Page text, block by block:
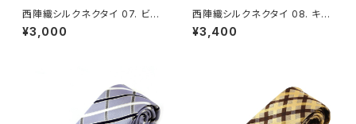
西陣織シルクネクタイ 07. ビー
ジェントル レジメンタルストライ
プ柄 - FORTUNA Tokyo レン
¥3,000
西陣織シルクネクタイ 08. キン
グ ライオン・王冠柄 ロイヤルク
レスト柄 - FORTUNA Tokyo
¥3,400